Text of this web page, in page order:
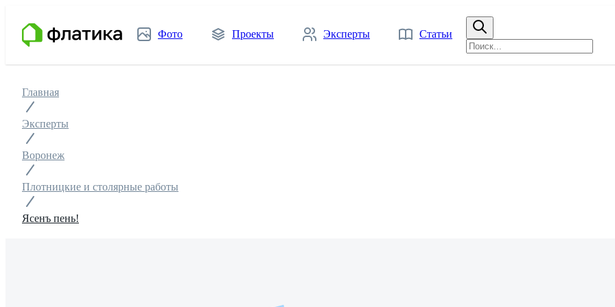
Фото Проекты Эксперты Статьи
Главная
Эксперты
Воронеж
Плотницкие и столярные работы
Ясенъ пень!